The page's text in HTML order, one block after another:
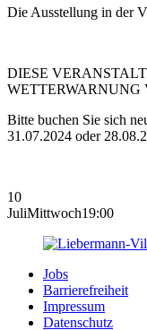
Die Ausstellung in der
DIESE
WETTERWARNUNG
Bitte buchen Sie sich
31.07.2024 oder
10
JuliMittwoch19:00
Jobs
Barrierefreiheit
Impressum
Datenschutz